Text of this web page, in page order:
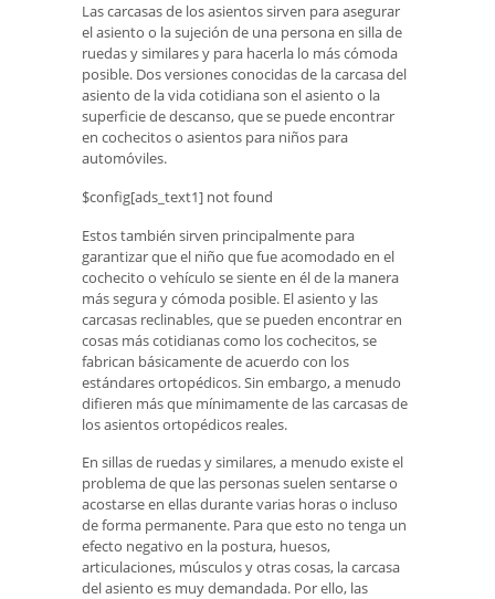
Las carcasas de los asientos sirven para asegurar
el asiento o la sujeción de una persona en silla de
ruedas y similares y para hacerla lo más cómoda
posible. Dos versiones conocidas de la carcasa del
asiento de la vida cotidiana son el asiento o la
superficie de descanso, que se puede encontrar
en cochecitos o asientos para niños para
automóviles.
$config[ads_text1] not found
Estos también sirven principalmente para
garantizar que el niño que fue acomodado en el
cochecito o vehículo se siente en él de la manera
más segura y cómoda posible. El asiento y las
carcasas reclinables, que se pueden encontrar en
cosas más cotidianas como los cochecitos, se
fabrican básicamente de acuerdo con los
estándares ortopédicos. Sin embargo, a menudo
difieren más que mínimamente de las carcasas de
los asientos ortopédicos reales.
En sillas de ruedas y similares, a menudo existe el
problema de que las personas suelen sentarse o
acostarse en ellas durante varias horas o incluso
de forma permanente. Para que esto no tenga un
efecto negativo en la postura, huesos,
articulaciones, músculos y otras cosas, la carcasa
del asiento es muy demandada. Por ello, las